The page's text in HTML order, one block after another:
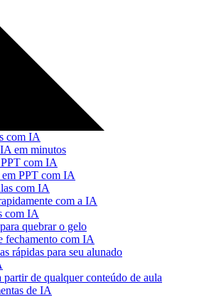
com IA
em minutos
com IA
PPT com IA
com IA
com a IA
com IA
quebrar o gelo
fechamento com IA
rápidas para seu alunado
partir de qualquer conteúdo de aula
de IA